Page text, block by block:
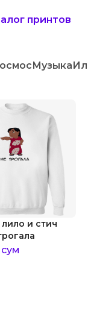
принтов
Музыка
и стич
сум